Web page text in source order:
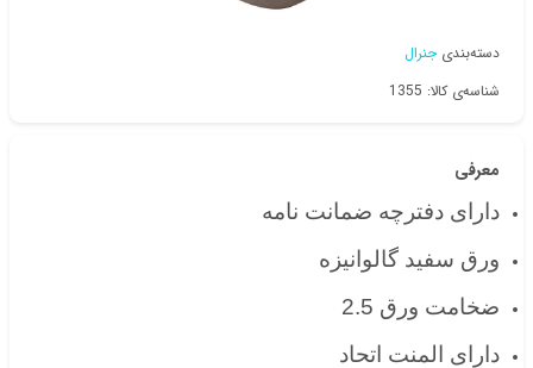
دسته‌بندی جنرال
شناسه‌ی کالا: 1355
معرفی
دارای دفترچه ضمانت نامه
ورق سفید گالوانیزه
ضخامت ورق 2.5
دارای المنت اتحاد